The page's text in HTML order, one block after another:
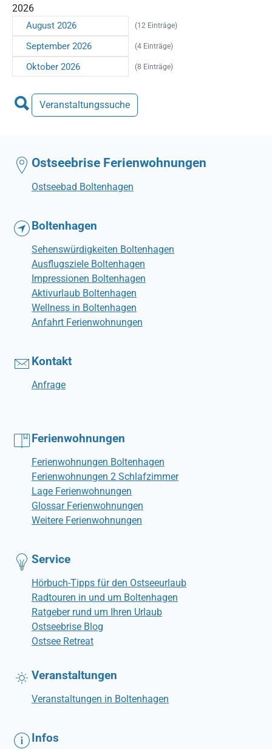
2026
August 2026 (12 Einträge)
September 2026 (4 Einträge)
Oktober 2026 (8 Einträge)
Veranstaltungssuche
Ostseebrise Ferienwohnungen
Ostseebad Boltenhagen
Boltenhagen
Sehenswürdigkeiten Boltenhagen
Ausflugsziele Boltenhagen
Impressionen Boltenhagen
Aktivurlaub Boltenhagen
Wellness in Boltenhagen
Anfahrt Ferienwohnungen
Kontakt
Anfrage
Ferienwohnungen
Ferienwohnungen Boltenhagen
Ferienwohnungen 2 Schlafzimmer
Lage Ferienwohnungen
Glossar Ferienwohnungen
Weitere Ferienwohnungen
Service
Hörbuch-Tipps für den Ostseeurlaub
Radtouren in und um Boltenhagen
Ratgeber rund um Ihren Urlaub
Ostseebrise Blog
Ostsee Retreat
Veranstaltungen
Veranstaltungen in Boltenhagen
Infos